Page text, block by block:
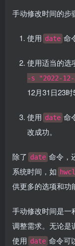
手动修改时间的步
使用 date 命
使用适当的选
-s "2022-
12月31日23时
使用 date 命
改成功。
除了 date 命令，
系统时间，如
供更多的选项和功
手动修改时间是一
调整需求。无论是
使用 date 命令可